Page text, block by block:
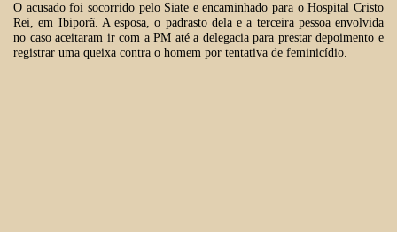
O acusado foi socorrido pelo Siate e encaminhado para o Hospital Cristo
Rei, em Ibiporã. A esposa, o padrasto dela e a terceira pessoa envolvida
no caso aceitaram ir com a PM até a delegacia para prestar depoimento e
registrar uma queixa contra o homem por tentativa de feminicídio.